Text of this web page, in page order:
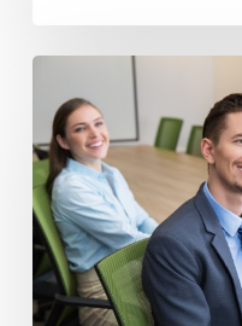
Kursus
Bahasa
Inggris
Terbaik
untuk
Karyawan
di